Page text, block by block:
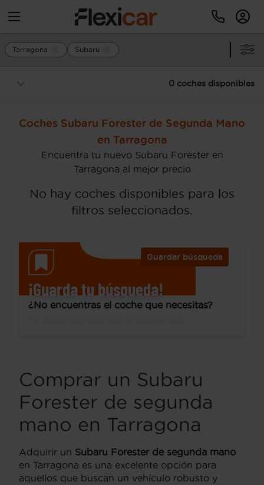
Tarragona Subaru
0 coches disponibles
Coches Subaru Forester de Segunda Mano
en Tarragona
Encuentra tu nuevo Subaru Forester en
Tarragona al mejor precio
No hay coches disponibles para los
filtros seleccionados.
Guardar búsqueda
¡Guarda tu búsqueda!
¿No encuentras el coche que necesitas?
Comprar un Subaru
Forester de segunda
mano en Tarragona
Adquirir un Subaru Forester de segunda mano
en Tarragona es una excelente opción para
aquellos que buscan un vehículo robusto y